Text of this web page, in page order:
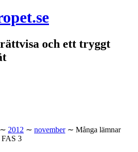
och ett tryggt
∼ 2012 ∼ november ∼ Många lämnar
FAS 3